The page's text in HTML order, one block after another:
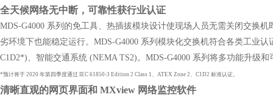
全天候网络无中断，可靠性获行业认证
MDS-G4000 系列的免工具、热插拔模块设计使现场人员无需关闭交换
劣环境下也能稳定运行。MDS-G4000 系列模块化交换机符合各类工业
C1D2*)、智能交通系统 (NEMA TS2)。MDS-G4000 系列将多功能升级
*预计将于 2020 年第四季度通过 IEC 61850-3 Edition 2 Class 1、ATEX Zone 2、C1D2 标准认证。
清晰直观的网页界面和 MXview 网络监控软件